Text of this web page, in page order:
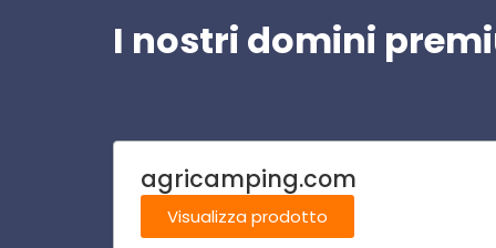
I nostri domini
agricamping.com
Visualizza prodotto